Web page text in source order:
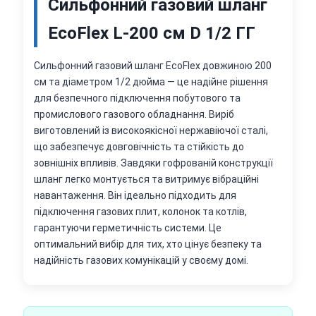
Сильфонний газовий шланг
EcoFlex L-200 см D 1/2 ГГ
Сильфонний газовий шланг EcoFlex довжиною 200
см та діаметром 1/2 дюйма — це надійне рішення
для безпечного підключення побутового та
промислового газового обладнання. Виріб
виготовлений із високоякісної нержавіючої сталі,
що забезпечує довговічність та стійкість до
зовнішніх впливів. Завдяки гофрованій конструкції
шланг легко монтується та витримує вібраційні
навантаження. Він ідеально підходить для
підключення газових плит, колонок та котлів,
гарантуючи герметичність системи. Це
оптимальний вибір для тих, хто цінує безпеку та
надійність газових комунікацій у своєму домі.